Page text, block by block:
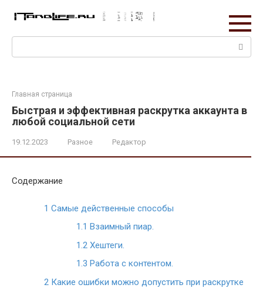
Поиск:
Главная страница
Быстрая и эффективная раскрутка аккаунта в
любой социальной сети
19.12.2023 Разное Редактор
Содержание
1 Самые действенные способы
1.1 Взаимный пиар.
1.2 Хештеги.
1.3 Работа с контентом.
2 Какие ошибки можно допустить при раскрутке